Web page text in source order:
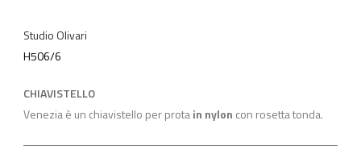
Studio Olivari
H506/6
CHIAVISTELLO
Venezia è un chiavistello per protain nylon con rosetta tonda.